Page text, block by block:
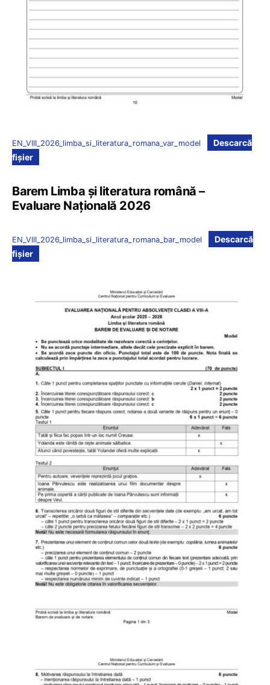
EN_VIII_2026_limba_si_literatura_romana_var_model
Descarcă
fișier
Barem Limba și literatura română –
Evaluare Națională 2026
EN_VIII_2026_limba_si_literatura_romana_bar_model
Descarcă
fișier